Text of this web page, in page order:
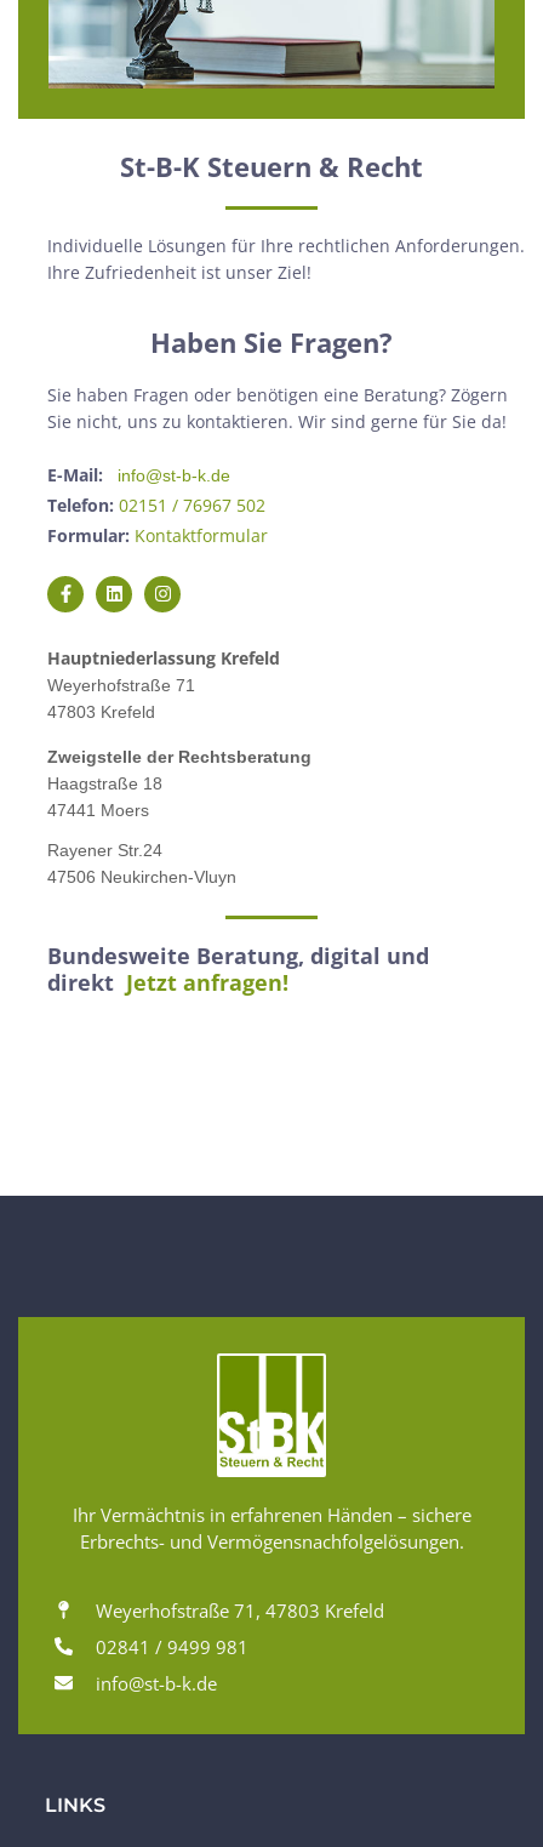
St-B-K Steuern & Recht
Individuelle Lösungen für Ihre rechtlichen Anforderungen.
Ihre Zufriedenheit ist unser Ziel!
Haben Sie Fragen?
Sie haben Fragen oder benötigen eine Beratung? Zögern
Sie nicht, uns zu kontaktieren. Wir sind gerne für Sie da!
E-Mail: info@st-b-k.de
Telefon: 02151 / 76967 502
Formular: Kontaktformular
Hauptniederlassung Krefeld
Weyerhofstraße 71
47803 Krefeld
Zweigstelle der Rechtsberatung
Haagstraße 18
47441 Moers
Rayener Str.24
47506 Neukirchen-Vluyn
Bundesweite Beratung, digital und
direkt Jetzt anfragen!
Ihr Vermächtnis in erfahrenen Händen – sichere
Erbrechts- und Vermögensnachfolgelösungen.
Weyerhofstraße 71, 47803 Krefeld
02841 / 9499 981
info@st-b-k.de
LINKS